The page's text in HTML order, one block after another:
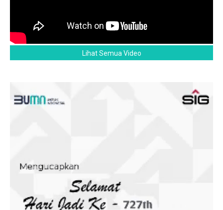
Lihat Semua Video